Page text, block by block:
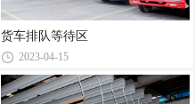
货车排队等待区
2023-04-15